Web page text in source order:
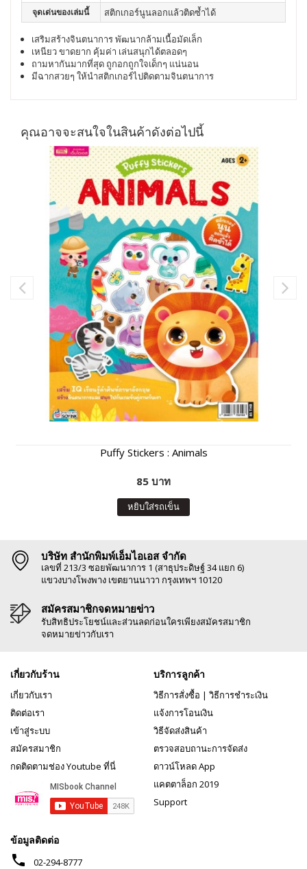
จุดเด่นของเล่มนี้ สติกเกอร์นูนลอกแล้วติดซ้ำได้
เสริมสร้างจินตนาการ พัฒนากล้ามเนื้อมัดเล็ก
เหนียว ขาดยาก คุ้มค่า เล่นสนุกได้ตลอดๆ
ถามหากันมากที่สุด ถูกอกถูกใจเด็กๆ แน่นอน
มีฉากสวยๆ ให้นำสติกเกอร์ไปติดตามจินตนาการ
คุณอาจจะสนใจในสินค้าดังต่อไปนี้
Puffy Stickers : Animals
85 บาท
หยิบใส่รถเข็น
บริษัท สำนักพิมพ์เอ็มไอเอส จำกัด
เลขที่ 213/3 ซอยพัฒนาการ 1 (สาธุประดิษฐ์ 34 แยก 6)
แขวงบางโพงพาง เขตยานนาวา กรุงเทพฯ 10120
สมัครสมาชิกจดหมายข่าว
รับสิทธิประโยชน์และส่วนลดก่อนใครเพียงสมัครสมาชิก
จดหมายข่าวกับเรา
เกี่ยวกับร้าน
เกี่ยวกับเรา
ติดต่อเรา
เข้าสู่ระบบ
สมัครสมาชิก
กดติดตามช่อง Youtube ที่นี่
บริการลูกค้า
วิธีการสั่งซื้อ | วิธีการชำระเงิน
แจ้งการโอนเงิน
วิธีจัดส่งสินค้า
ตรวจสอบถานะการจัดส่ง
ดาวน์โหลด App
แคตตาล็อก 2019
Support
ข้อมูลติดต่อ
phone 02-294-8777